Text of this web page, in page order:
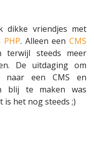
dikke vriendjes met
PHP. Alleen een CMS
terwijl steeds meer
De uitdaging om
naar een CMS en
blij te maken was
is het nog steeds ;)